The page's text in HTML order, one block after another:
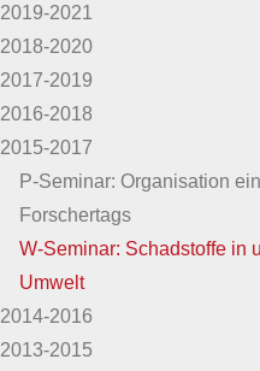
2019-2021
2018-2020
2017-2019
2016-2018
2015-2017
P-Seminar: Organisation
Forschertags
W-Seminar: Schadstoffe in
Umwelt
2014-2016
2013-2015